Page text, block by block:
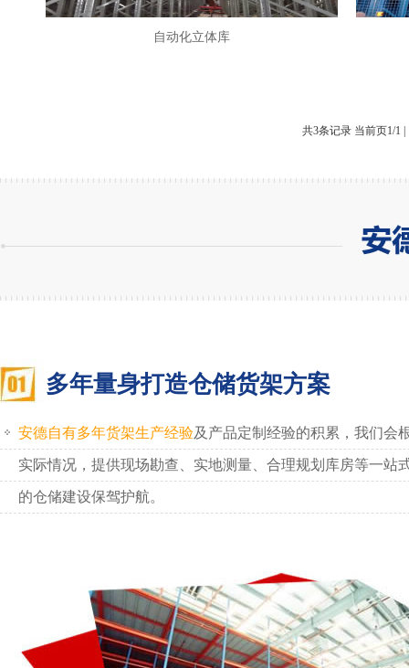
自动化立体库
共3条记录 当前页1/1
多年量身打造仓储货架方案
安德自有多年货架生产经验及产品定制经验的积累，我们会
实际情况，提供现场勘查、实地测量、合理规划库房等一站
的仓储建设保驾护航。